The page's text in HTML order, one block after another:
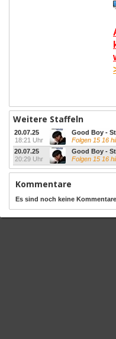
Weitere Staffeln
20.07.25
18:21 Uhr
Good Boy -
Folgen 15 16
20.07.25
20:29 Uhr
Good Boy -
Folgen 15 16
Kommentare
Es sind noch keine